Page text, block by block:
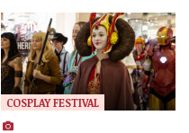
COSPLAY FESTIVAL